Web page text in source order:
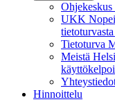
Ohjekeskus
UKK
Tietoturva
Meistä
Hinnoittelu